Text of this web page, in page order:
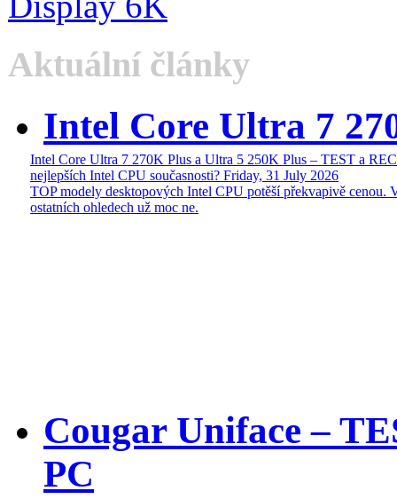
Aktuální články
Intel Core Ultra 7
Intel Core Ultra 7 270K Plus a Ultra 5 250K Plus – TEST a
nejlepších Intel CPU současnosti? Friday, 31 July 2026
TOP modely desktopových Intel CPU potěší překvapivě cenou.
ostatních ohledech už moc ne.
Cougar Uniface –
PC